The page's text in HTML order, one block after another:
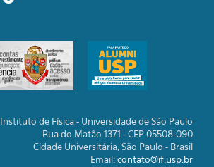
Instituto de Física - Universidade de São Paulo
Rua do Matão 1371 - CEP 05508-090
Cidade Universitária, São Paulo - Brasil
Email:contato@if.usp.br